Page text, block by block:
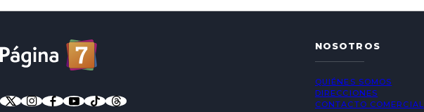
NOSOTROS
QUIÉNES SOMOS
DIRECCIONES
CONTACTO COMERCIAL